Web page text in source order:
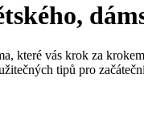
které vás krok za
tipů pro